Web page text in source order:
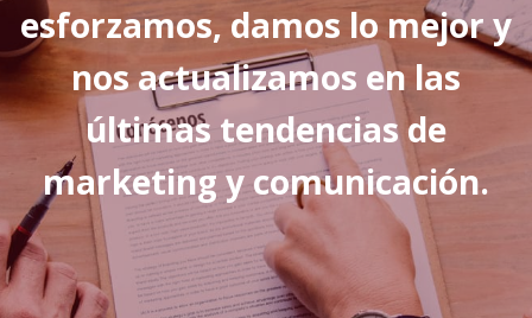
esforzamos, damos lo mejor y
nos actualizamos en las
últimas tendencias de
marketing y comunicación.